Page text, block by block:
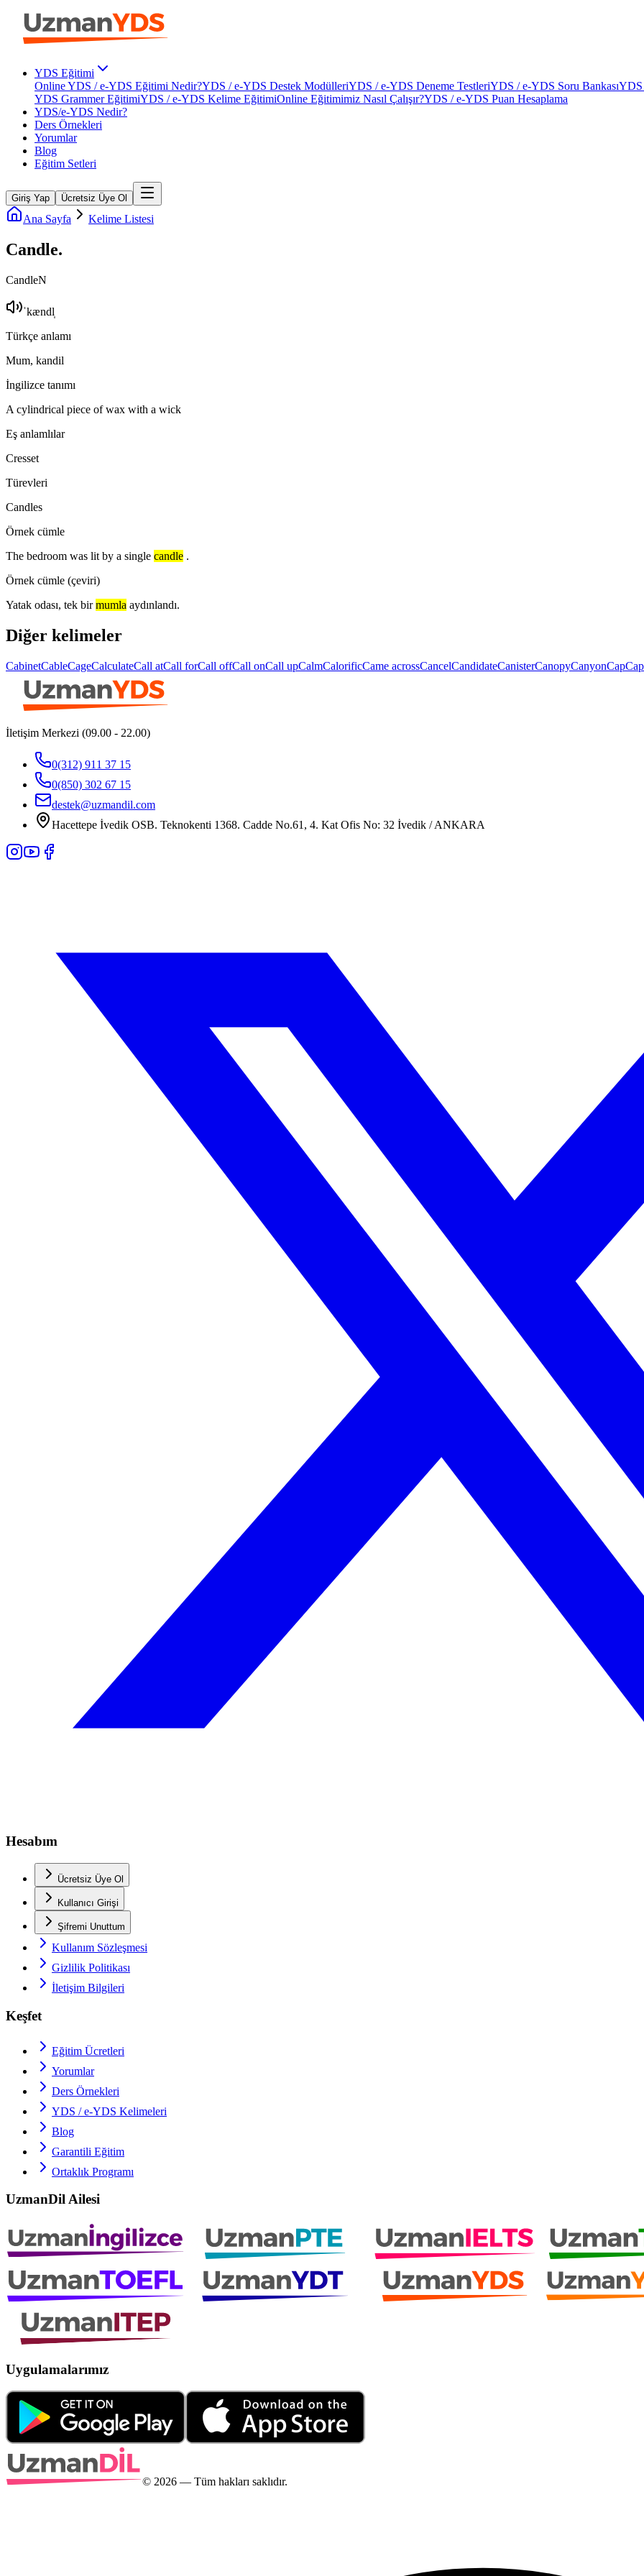
YDS Eğitimi
Online YDS / e-YDS Eğitimi Nedir?YDS / e-YDS Destek ModülleriYDS / e-YDS Deneme TestleriYDS / e-YDS Soru BankasıYDS
YDS Grammer EğitimiYDS / e-YDS Kelime EğitimiOnline Eğitimimiz Nasıl Çalışır?YDS / e-YDS Puan Hesaplama
YDS/e-YDS Nedir?
Ders Örnekleri
Yorumlar
Blog
Eğitim Setleri
Giriş Yap Ücretsiz Üye Ol
Ana Sayfa Kelime Listesi
Candle.
CandleN
ˈkændl̩
Türkçe anlamı
Mum, kandil
İngilizce tanımı
A cylindrical piece of wax with a wick
Eş anlamlılar
Cresset
Türevleri
Candles
Örnek cümle
The bedroom was lit by a single candle .
Örnek cümle (çeviri)
Yatak odası, tek bir mumla aydınlandı.
Diğer kelimeler
CabinetCableCageCalculateCall atCall forCall offCall onCall upCalmCalorificCame acrossCancelCandidateCanisterCanopyCanyonCap
İletişim Merkezi (09.00 - 22.00)
0(312) 911 37 15
0(850) 302 67 15
destek@uzmandil.com
Hacettepe İvedik OSB. Teknokenti 1368. Cadde No.61, 4. Kat Ofis No: 32 İvedik / ANKARA
Hesabım
Ücretsiz Üye Ol
Kullanıcı Girişi
Şifremi Unuttum
Kullanım Sözleşmesi
Gizlilik Politikası
İletişim Bilgileri
Keşfet
Eğitim Ücretleri
Yorumlar
Ders Örnekleri
YDS / e-YDS Kelimeleri
Blog
Garantili Eğitim
Ortaklık Programı
UzmanDil Ailesi
Uygulamalarımız
© 2026 — Tüm hakları saklıdır.